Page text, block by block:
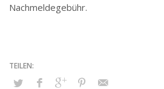
Nachmeldegebühr.